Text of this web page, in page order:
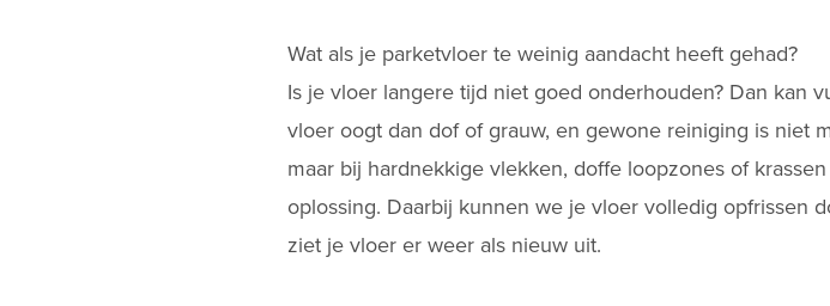
Wat als je parketvloer te weinig aandacht heeft gehad?
Is je vloer langere tijd niet goed onderhouden? Dan kan
vloer oogt dan dof of grauw, en gewone reiniging is niet
maar bij hardnekkige vlekken, doffe loopzones of
oplossing. Daarbij kunnen we je vloer volledig opfrissen
ziet je vloer er weer als nieuw uit.